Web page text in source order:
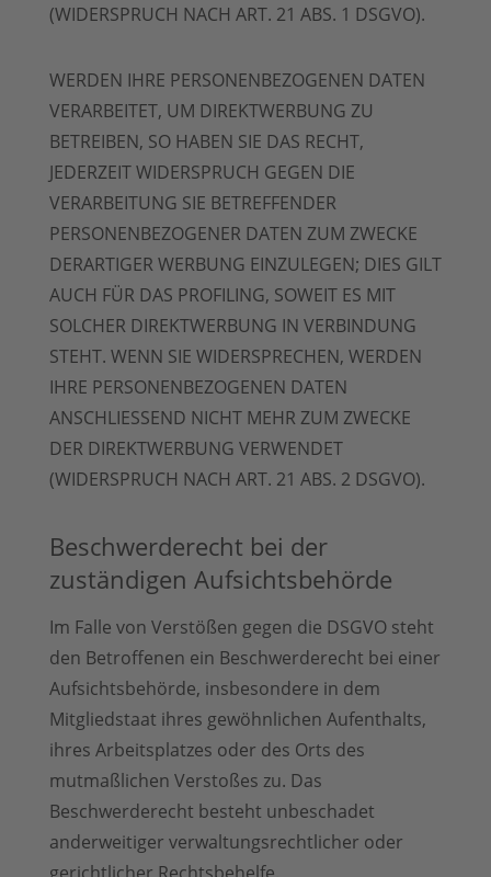
(WIDERSPRUCH NACH ART. 21 ABS. 1 DSGVO).
WERDEN IHRE PERSONENBEZOGENEN DATEN
VERARBEITET, UM DIREKTWERBUNG ZU
BETREIBEN, SO HABEN SIE DAS RECHT,
JEDERZEIT WIDERSPRUCH GEGEN DIE
VERARBEITUNG SIE BETREFFENDER
PERSONENBEZOGENER DATEN ZUM ZWECKE
DERARTIGER WERBUNG EINZULEGEN; DIES GILT
AUCH FÜR DAS PROFILING, SOWEIT ES MIT
SOLCHER DIREKTWERBUNG IN VERBINDUNG
STEHT. WENN SIE WIDERSPRECHEN, WERDEN
IHRE PERSONENBEZOGENEN DATEN
ANSCHLIESSEND NICHT MEHR ZUM ZWECKE
DER DIREKTWERBUNG VERWENDET
(WIDERSPRUCH NACH ART. 21 ABS. 2 DSGVO).
Beschwerde­recht bei der
zuständigen Aufsichts­behörde
Im Falle von Verstößen gegen die DSGVO steht
den Betroffenen ein Beschwerderecht bei einer
Aufsichtsbehörde, insbesondere in dem
Mitgliedstaat ihres gewöhnlichen Aufenthalts,
ihres Arbeitsplatzes oder des Orts des
mutmaßlichen Verstoßes zu. Das
Beschwerderecht besteht unbeschadet
anderweitiger verwaltungsrechtlicher oder